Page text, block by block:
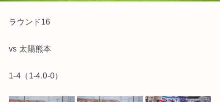
ラウンド16
vs 太陽熊本
1-4（1-4.0-0）